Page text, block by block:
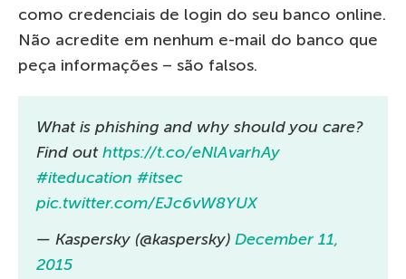
como credenciais de login do seu banco online.
Não acredite em nenhum e-mail do banco que
peça informações – são falsos.
What is phishing and why should you care?
Find outhttps://t.co/eNlAvarhAy
#iteducation #itsec
pic.twitter.com/EJc6vW8YUX
— Kaspersky (@kaspersky) December 11,
2015